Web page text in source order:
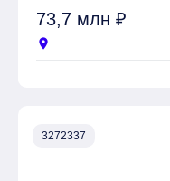
73,7 млн ₽
location_on
3272337